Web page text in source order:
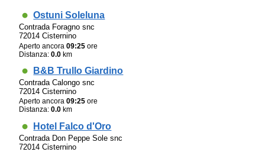
Ostuni Soleluna
Contrada Foragno snc
72014 Cisternino
Aperto ancora09:25 ore
Distanza:0.0 km
B&B Trullo Giardino
Contrada Calongo snc
72014 Cisternino
Aperto ancora09:25 ore
Distanza:0.0 km
Hotel Falco d'Oro
Contrada Don Peppe Sole snc
72014 Cisternino